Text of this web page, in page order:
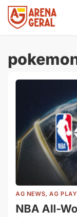
AG NEWS, AG PLAY
NBA All-